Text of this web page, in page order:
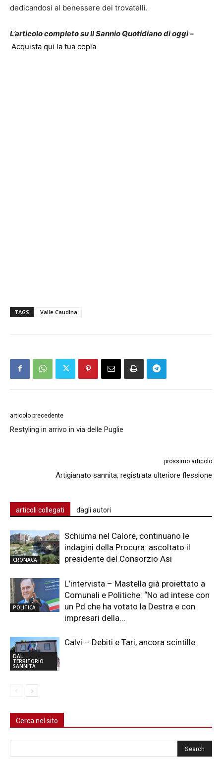
dedicandosi al benessere dei trovatelli.
L’articolo completo su Il Sannio Quotidiano di oggi –
Acquista qui la tua copia
TAGS Valle Caudina
articolo precedente
Restyling in arrivo in via delle Puglie
prossimo articolo
Artigianato sannita, registrata ulteriore flessione
articoli collegati dagli autori
CRONACA
Schiuma nel Calore, continuano le
indagini della Procura: ascoltato il
presidente del Consorzio Asi
POLITICA
L’intervista – Mastella già proiettato a
Comunali e Politiche: “No ad intese con
un Pd che ha votato la Destra e con
impresari della...
DAL
TERRITORIO
SANNITA
Calvi – Debiti e Tari, ancora scintille
Cerca nel sito